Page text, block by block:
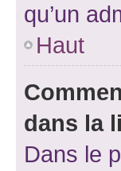
qu’un
Haut
dans la
Dans le